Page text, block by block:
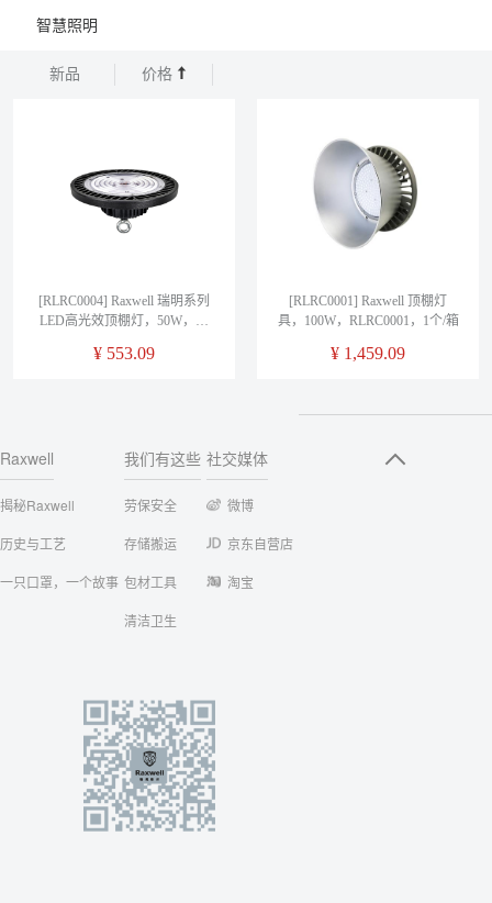
智慧照明
新品 价格
[RLRC0004] Raxwell 瑞明系列
LED高光效顶棚灯，50W，白
¥ 553.09
[RLRC0001] Raxwell 顶棚灯
具，100W，RLRC0001，1个/箱
¥ 1,459.09
Raxwell
揭秘Raxwell
历史与工艺
一只口罩，一个故事
我们有这些
劳保安全
存储搬运
包材工具
清洁卫生
社交媒体
微博
京东自营店
淘宝